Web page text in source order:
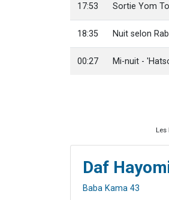
17:53 Sortie Yom
18:35 Nuit selon
00:27 Mi-nuit -
Les
Daf
Baba Kama 43